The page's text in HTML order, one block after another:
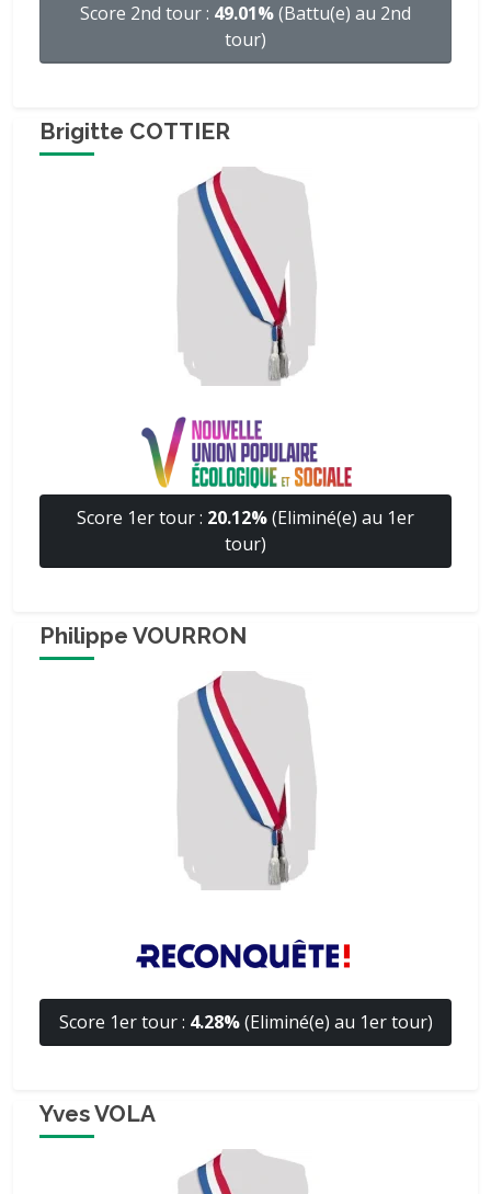
Score 2nd tour : 49.01%(Battu(e) au 2nd
tour)
Brigitte COTTIER
Score 1er tour : 20.12%(Eliminé(e) au 1er
tour)
Philippe VOURRON
Score 1er tour : 4.28%(Eliminé(e) au 1er tour)
Yves VOLA